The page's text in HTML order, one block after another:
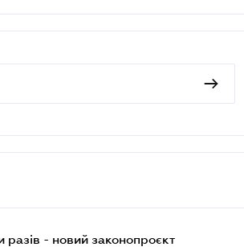
- новий законопроєкт